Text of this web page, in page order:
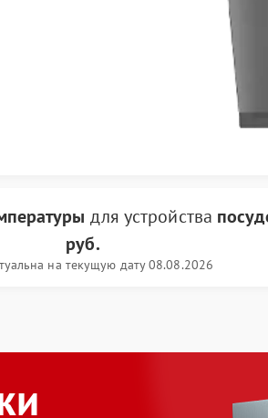
для устройства
руб.
на текущую дату 08.08.2026